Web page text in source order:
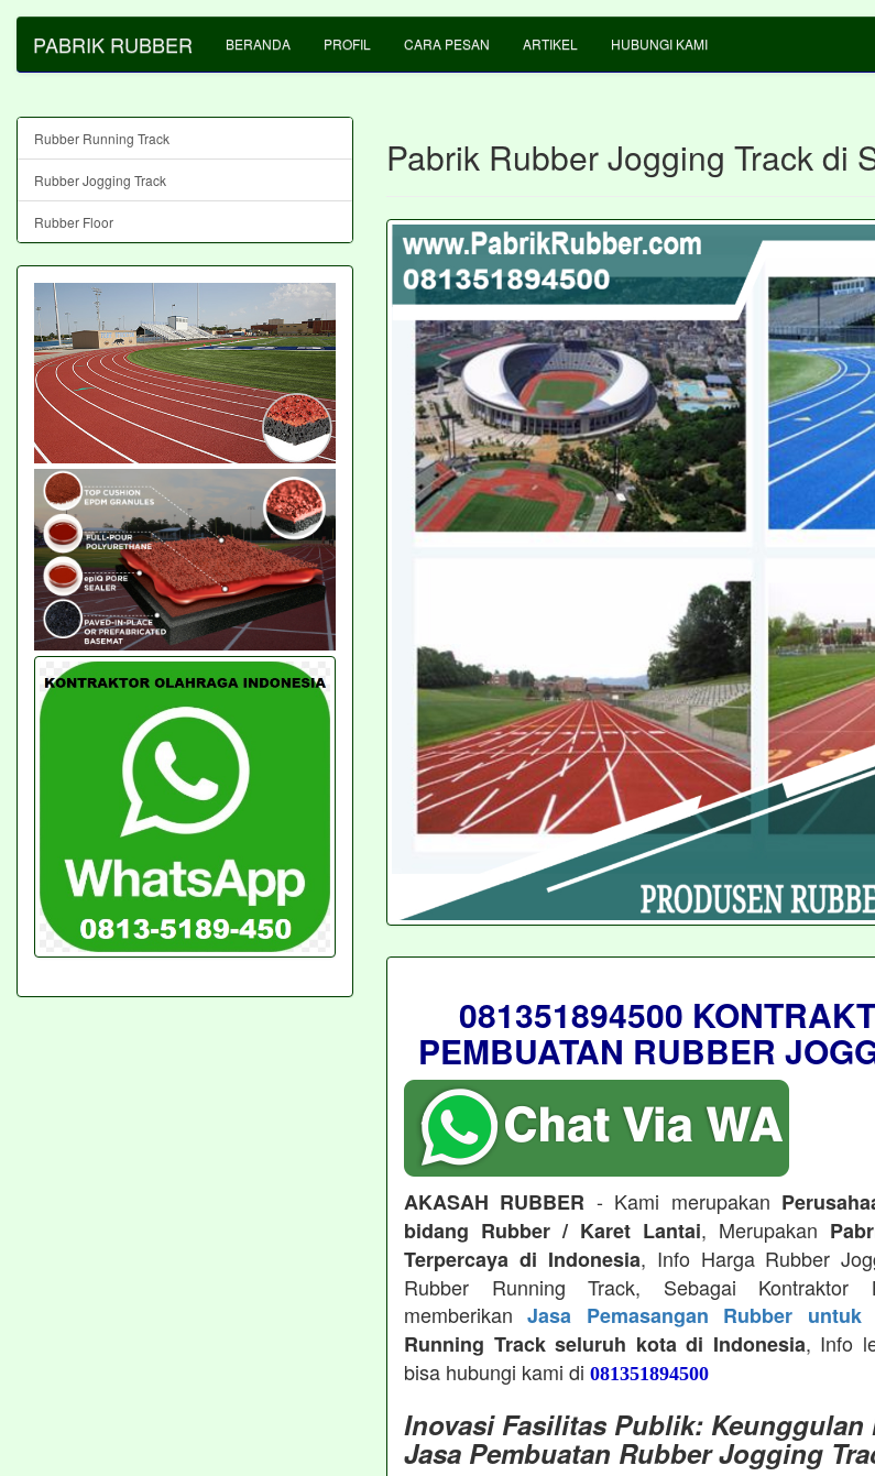
PABRIK RUBBER BERANDA PROFIL CARA PESAN ARTIKEL HUBUNGI KAMI
Pabrik Rubber Jogging Track di
081351894500
PEMBUATAN RUBBER
AKASAH RUBBER - Kami merupakan
bidang Rubber / Karet Lantai, Merupakan
Terpercaya di Indonesia, Info Harga Rubber
Rubber Running Track, Sebagai Kontraktor
memberikanJasa Pemasangan Rubber
Running Track seluruh kota di Indonesia, Info
bisa hubungi kami di 081351894500
Inovasi Fasilitas Publik: Keunggulan
Jasa Pembuatan Rubber Jogging
Rubber Running Track
Rubber Jogging Track
Rubber Floor